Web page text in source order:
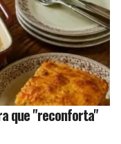
que "reconforta"